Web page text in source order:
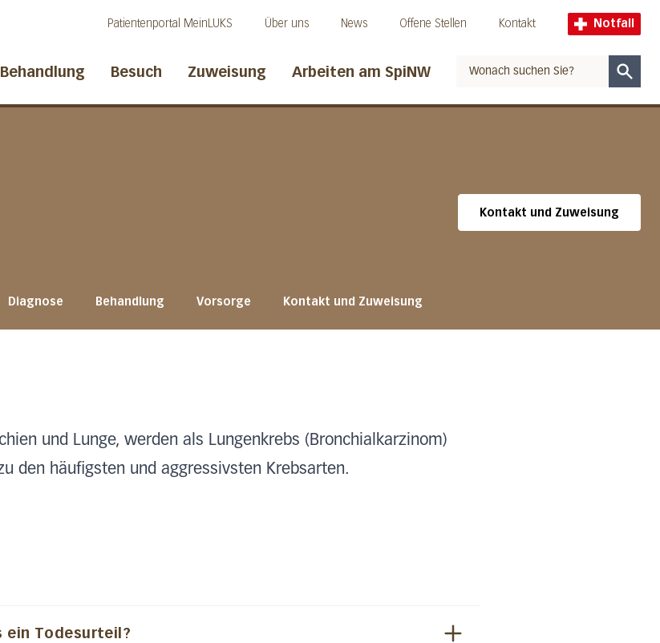
Patientenportal MeinLUKS Über uns News Offene Stellen Kontakt Notfall
Behandlung Besuch Zuweisung Arbeiten am SpiNW
Kontakt und Zuweisung
Diagnose Behandlung Vorsorge Kontakt und Zuweisung
und Lunge, werden als Lungenkrebs (Bronchialkarzinom)
den häufigsten und aggressivsten Krebsarten.
ein Todesurteil?